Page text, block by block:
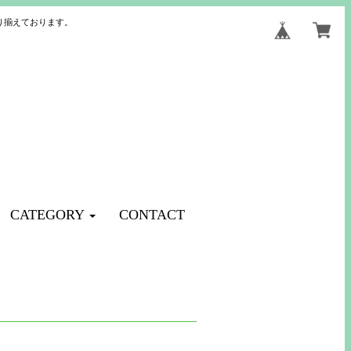
えております。
CATEGORY CONTACT